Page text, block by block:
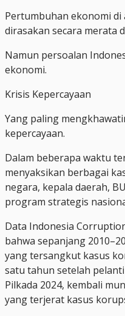
Pertumbuhan ekonomi
dirasakan secara merata
Namun persoalan
ekonomi.
Krisis Kepercayaan
Yang paling
kepercayaan.
Dalam beberapa waktu
menyaksikan berbagai
negara, kepala daerah,
program strategis
Data Indonesia
bahwa sepanjang
yang tersangkut kasus
satu tahun setelah
Pilkada 2024, kembali
yang terjerat kasus